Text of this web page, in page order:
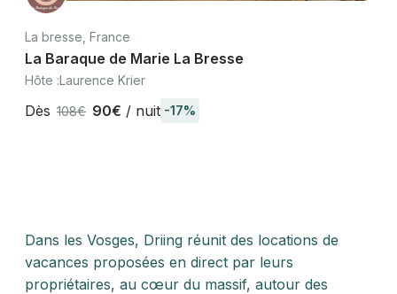
La bresse, France
La Baraque de Marie La Bresse
Hôte :Laurence Krier
Dès 108€ 90€ / nuit -17%
Dans les Vosges, Driing réunit des locations de
vacances proposées en direct par leurs
propriétaires, au cœur du massif, autour des